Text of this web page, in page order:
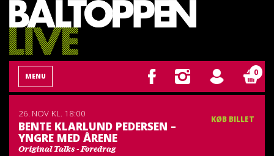
MENU 0
26. NOV KL. 18:00
BENTE KLARLUND PEDERSEN –
YNGRE MED ÅRENE
Original Talks - Foredrag
KØB BILLET